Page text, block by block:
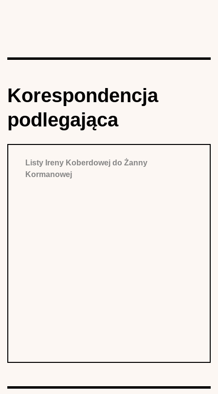
Korespondencja
podlegająca
Listy Ireny Koberdowej do Żanny
Kormanowej